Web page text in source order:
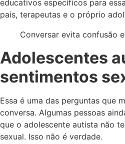
educativos específicos para
pais, terapeutas e o próprio
Conversar evita confusão
Adolescentes
sentimentos
Essa é uma das perguntas que
conversa. Algumas pessoas
que o adolescente autista não
sexual. Isso não é verdade.